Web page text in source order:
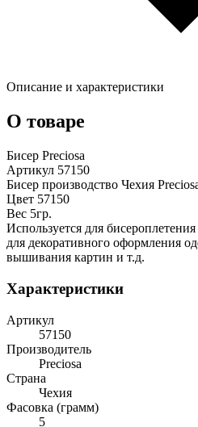
Описание и характеристики
О товаре
Бисер Preciosa
Артикул 57150
Бисер производство Чехия
Цвет 57150
Вес 5гр.
Используется для бисероплетения
для декоративного оформления
вышивания картин и т.д.
Характеристики
Артикул
57150
Производитель
Preciosa
Страна
Чехия
Фасовка (грамм)
5